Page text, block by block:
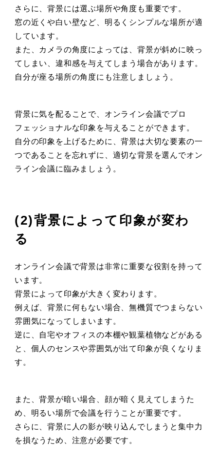
さらに、背景には選ぶ場所や角度も重要です。
窓の近くや白い壁など、明るくシンプルな場所が適
しています。
また、カメラの角度によっては、背景が斜めに映っ
てしまい、違和感を与えてしまう場合があります。
自分が座る場所の角度にも注意しましょう。
背景に気を配ることで、オンライン会議でプロ
フェッショナルな印象を与えることができます。
自分の印象を上げるために、背景は大切な要素の一
つであることを忘れずに、適切な背景を選んでオン
ライン会議に臨みましょう。
(2)背景によって印象が変わ
る
オンライン会議で背景は非常に重要な役割を持って
います。
背景によって印象が大きく変わります。
例えば、背景に何もない場合、無機質でつまらない
雰囲気になってしまいます。
逆に、自宅やオフィスの本棚や観葉植物などがある
と、個人のセンスや雰囲気が出て印象が良くなりま
す。
また、背景が暗い場合、顔が暗く見えてしまうた
め、明るい場所で会議を行うことが重要です。
さらに、背景に人の影が映り込んでしまうと集中力
を損なうため、注意が必要です。